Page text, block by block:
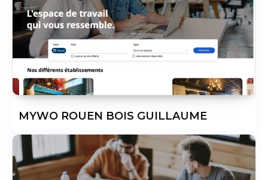
MYWO ROUEN BOIS GUILLAUME